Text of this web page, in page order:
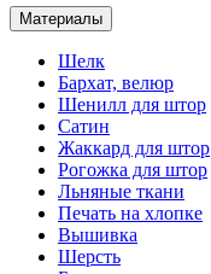
Материалы
Шелк
Бархат, велюр
Шенилл для штор
Сатин
Жаккард для штор
Рогожка для штор
Льняные ткани
Печать на хлопке
Вышивка
Шерсть